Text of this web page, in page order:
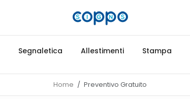
Segnaletica Allestimenti Stampa
Home Preventivo Gratuito